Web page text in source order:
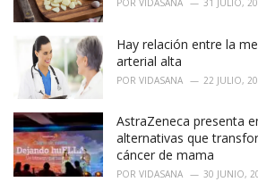
POR VIDASANA 31 JULIO,
Hay relación entre la
arterial alta
POR VIDASANA 22 JULIO,
AstraZeneca presenta
alternativas que
cáncer de mama
POR VIDASANA 30 JUNIO,